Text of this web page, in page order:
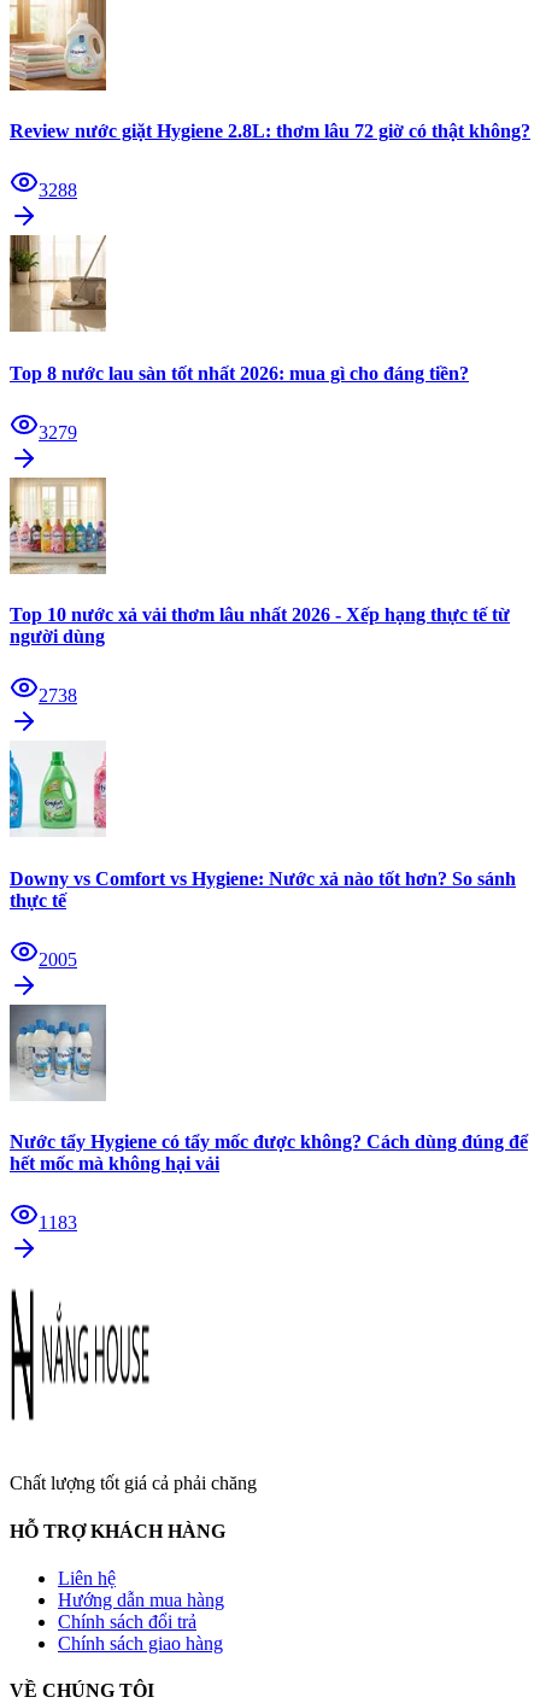
Review nước giặt Hygiene 2.8L: thơm lâu 72 giờ có thật không?
3288
Top 8 nước lau sàn tốt nhất 2026: mua gì cho đáng tiền?
3279
Top 10 nước xả vải thơm lâu nhất 2026 - Xếp hạng thực tế từ
người dùng
2738
Downy vs Comfort vs Hygiene: Nước xả nào tốt hơn? So sánh
thực tế
2005
Nước tẩy Hygiene có tẩy mốc được không? Cách dùng đúng để
hết mốc mà không hại vải
1183
Chất lượng tốt giá cả phải chăng
HỖ TRỢ KHÁCH HÀNG
Liên hệ
Hướng dẫn mua hàng
Chính sách đổi trả
Chính sách giao hàng
VỀ CHÚNG TÔI